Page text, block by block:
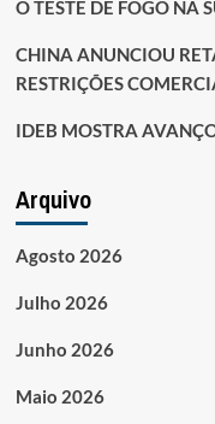
O TESTE DE FOGO NA
CHINA ANUNCIOU
RESTRIÇÕES
IDEB MOSTRA
Arquivo
Agosto 2026
Julho 2026
Junho 2026
Maio 2026